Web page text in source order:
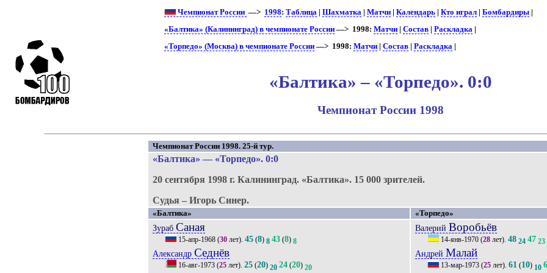
Чемпионат России —> 1998:Таблица |Шахматка |Матчи |Календарь |Кто играл |Бомбардиры
«Балтика» (Калининград) в чемпионате России —> 1998:Матчи |Состав |Раскладка |
«Торпедо» (Москва) в чемпионате России —> 1998:Матчи |Состав |Раскладка |
«Балтика» – «Торпедо». 0:0
Чемпионат России 1998
Чемпионат России 1998. 25-й тур.
«Балтика» — «Торпедо». 0:0
20 сентября 1998 г.Калининград. «Балтика». 15 000 зрителей.
Судья – Игорь Синер.
«Балтика» «Торпедо»
ЗурабСаная
15-апр-1968 (30 лет).45 (8) 8 43 (8) 8
АлександрСеднёв
16-авг-1973 (25 лет).25 (20) 20 24 (20) 20
Валерий Воробьёв
14-янв-1970 (28 лет).48 24 47 23
АндрейМалай
13-мар-1973 (25 лет).61 (10) 10